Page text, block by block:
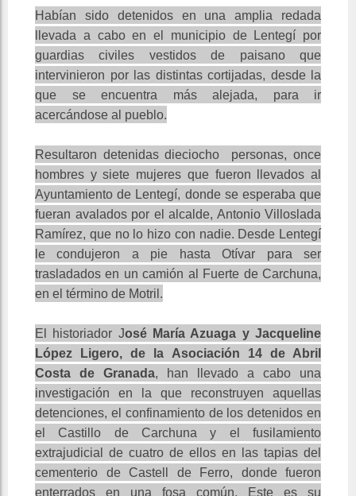
Habían sido detenidos en una amplia redada
llevada a cabo en el municipio de Lentegí por
guardias civiles vestidos de paisano que
intervinieron por las distintas cortijadas, desde la
que se encuentra más alejada, para ir
acercándose al pueblo.
Resultaron detenidas dieciocho personas, once
hombres y siete mujeres que fueron llevados al
Ayuntamiento de Lentegí, donde se esperaba que
fueran avalados por el alcalde, Antonio Villoslada
Ramírez, que no lo hizo con nadie. Desde Lentegí
le condujeron a pie hasta Otívar para ser
trasladados en un camión al Fuerte de Carchuna,
en el término de Motril.
El historiador José María Azuaga y Jacqueline
López Ligero, de la Asociación 14 de Abril
Costa de Granada, han llevado a cabo una
investigación en la que reconstruyen aquellas
detenciones, el confinamiento de los detenidos en
el Castillo de Carchuna y el fusilamiento
extrajudicial de cuatro de ellos en las tapias del
cementerio de Castell de Ferro, donde fueron
enterrados en una fosa común. Este es su